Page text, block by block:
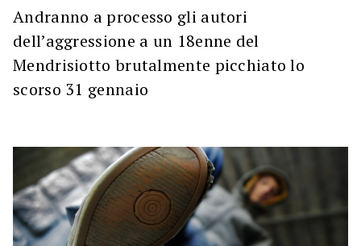
Andranno a processo gli autori
dell’aggressione a un 18enne del
Mendrisiotto brutalmente picchiato lo
scorso 31 gennaio